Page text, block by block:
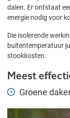
dalen. Er ontstaat
energie nodig voor
Die isolerende
buitentemperatuur
stookkosten.
Meest
Groene